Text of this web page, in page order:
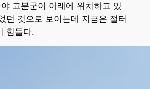
고분군이 아래에 위치하고 있
던 것으로 보이는데 지금은 절터
힘들다.